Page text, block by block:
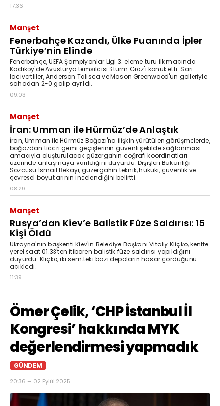
17:36
Manşet
Fenerbahçe Kazandı, Ülke Puanında İpler
Türkiye’nin Elinde
Fenerbahçe, UEFA Şampiyonlar Ligi 3. eleme turu ilk maçında
Kadıköy'de Avusturya temsilcisi Sturm Graz'ı konuk etti. Sarı-
lacivertliler, Anderson Talisca ve Mason Greenwood'un golleriyle
sahadan 2-0 galip ayrıldı.
09:03
Manşet
İran: Umman ile Hürmüz’de Anlaştık
İran, Umman ile Hürmüz Boğazı'na ilişkin yürütülen görüşmelerde,
boğazdan ticari gemi geçişlerinin güvenli şekilde sağlanması
amacıyla oluşturulacak güzergahın coğrafi koordinatları
üzerinde anlaşmaya varıldığını duyurdu. Dışişleri Bakanlığı
Sözcüsü İsmail Bekayi, güzergahın teknik, hukuki, güvenlik ve
çevresel boyutlarının incelendiğini belirtti.
08:29
Manşet
Rusya’dan Kiev’e Balistik Füze Saldırısı: 15
Kişi Öldü
Ukrayna'nın başkenti Kiev'in Belediye Başkanı Vitaliy Kliçko, kentte
yerel saat 01.33'ten itibaren balistik füze saldırısı yapıldığını
duyurdu. Kliçko, iki semtteki bazı depoların hasar gördüğünü
açıkladı.
11:39